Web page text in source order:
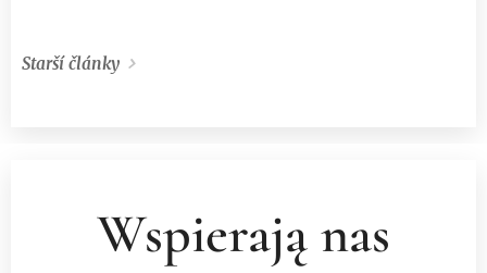
Starší články
Wspierają nas